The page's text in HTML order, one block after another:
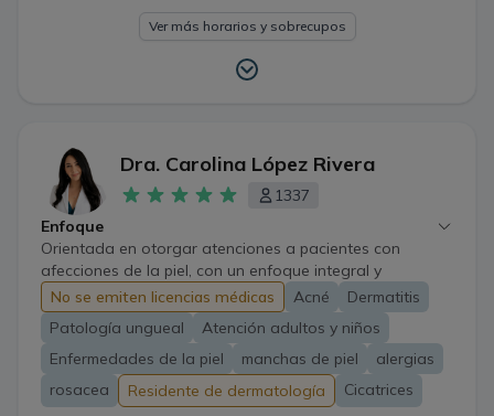
Ver más horarios y sobrecupos
Dra. Carolina López Rivera
1337
Enfoque
Orientada en otorgar atenciones a pacientes con
afecciones de la piel, con un enfoque integral y
personalizado. En el área de medicina laboral, cuento
además con amplia experiencia en enfermedades
derivadas del trabajo, tanto dermatológicas como de la
esfera de salud mental tan predominantes como el
estrés laboral, ayudando mediante terapias accesibles y
la intervención de los estilos de vida.
No se emiten licencias médicas Acné
Dermatitis
Patología ungueal
Atención adultos y niños
Enfermedades de la piel
manchas de piel
alergias
rosacea
Residente de dermatología Cicatrices